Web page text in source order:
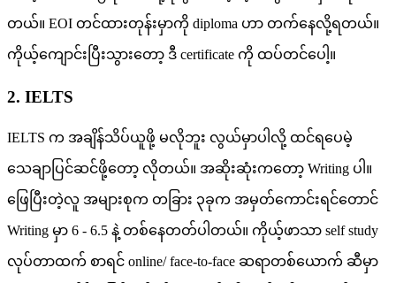
တယ်။ EOI တင်ထားတုန်းမှာကို diploma ဟာ တက်နေလို့ရတယ်။
ကိုယ့်ကျောင်းပြီးသွားတော့ ဒီ certificate ကို ထပ်တင်ပေါ့။
2. IELTS
IELTS က အချိန်သိပ်ယူဖို့ မလိုဘူး လွယ်မှာပါလို့ ထင်ရပေမဲ့
သေချာပြင်ဆင်ဖို့တော့ လိုတယ်။ အဆိုးဆုံးကတော့ Writing ပါ။
ဖြေပြီးတဲ့လူ အများစုက တခြား ၃ခုက အမှတ်ကောင်းရင်တောင်
Writing မှာ 6 - 6.5 နဲ့ တစ်နေတတ်ပါတယ်။ ကိုယ့်ဖာသာ self study
လုပ်တာထက် စာရင် online/ face-to-face ဆရာတစ်ယောက် ဆီမှာ